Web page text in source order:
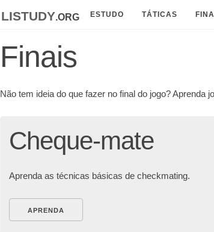
listudy.org ESTUDO TÁTICAS
Finais
Não tem ideia do que fazer no final do jogo? Aprenda
Cheque-mate
Aprenda as técnicas básicas de checkmating.
APRENDA